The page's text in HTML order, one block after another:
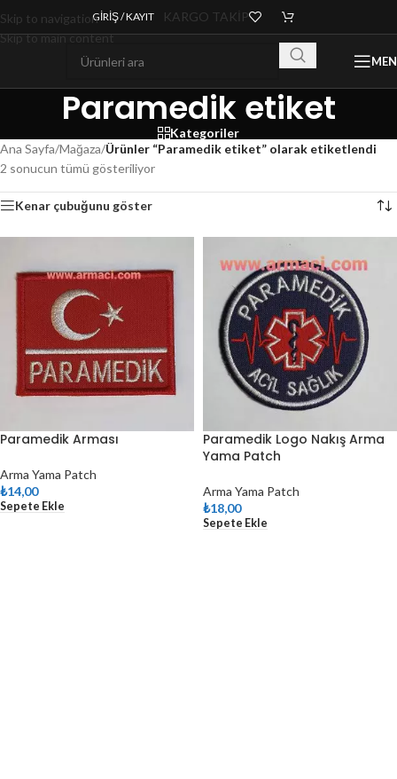
Skip to navigation
Skip to main content
GIRIŞ / KAYIT KARGO TAKİP
Paramedik etiket
Kategoriler
Ana Sayfa/Mağaza/Ürünler “Paramedik etiket” olarak etiketlendi
2 sonucun tümü gösteriliyor
Kenar çubuğunu göster
Paramedik Arması
Arma Yama Patch
₺14,00
Sepete Ekle
Paramedik Logo Nakış Arma
Yama Patch
Arma Yama Patch
₺18,00
Sepete Ekle